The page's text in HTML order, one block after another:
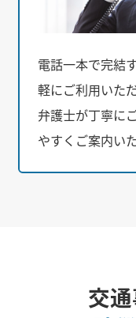
電話一本で完結
軽にご利用いた
弁護士が丁寧に
やすくご案内い
交